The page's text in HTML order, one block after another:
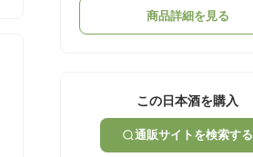
商品詳細を見る
この日本酒を購入
通販サイトを検索する